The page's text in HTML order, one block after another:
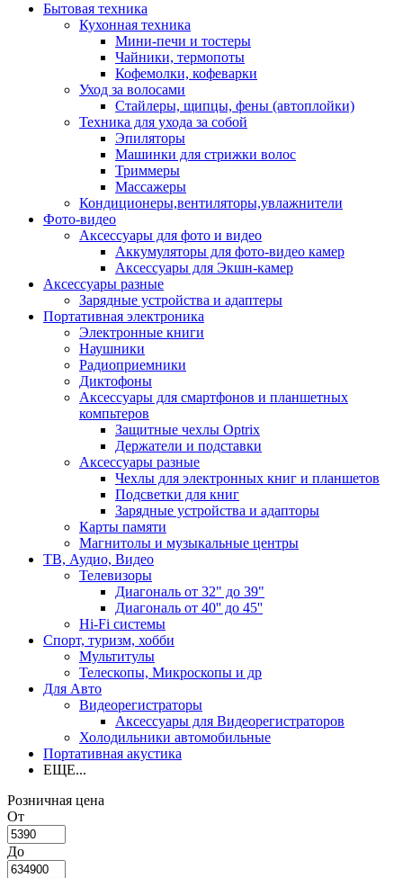
Бытовая техника
Кухонная техника
Мини-печи и тостеры
Чайники, термопоты
Кофемолки, кофеварки
Уход за волосами
Стайлеры, щипцы, фены (автоплойки)
Техника для ухода за собой
Эпиляторы
Машинки для стрижки волос
Триммеры
Массажеры
Кондиционеры,вентиляторы,увлажнители
Фото-видео
Аксессуары для фото и видео
Аккумуляторы для фото-видео камер
Аксессуары для Экшн-камер
Аксессуары разные
Зарядные устройства и адаптеры
Портативная электроника
Электронные книги
Наушники
Радиоприемники
Диктофоны
Аксессуары для смартфонов и планшетных
компьтеров
Защитные чехлы Optrix
Держатели и подставки
Аксессуары разные
Чехлы для электронных книг и планшетов
Подсветки для книг
Зарядные устройства и адапторы
Карты памяти
Магнитолы и музыкальные центры
ТВ, Аудио, Видео
Телевизоры
Диагональ от 32" до 39"
Диагональ от 40'' до 45''
Hi-Fi системы
Спорт, туризм, хобби
Мультитулы
Телескопы, Микроскопы и др
Для Авто
Видеорегистраторы
Аксессуары для Видеорегистраторов
Холодильники автомобильные
Портативная акустика
ЕЩЕ...
Розничная цена
От
До